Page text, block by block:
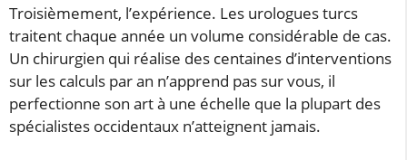
Troisièmement, l’expérience. Les urologues turcs
traitent chaque année un volume considérable de cas.
Un chirurgien qui réalise des centaines d’interventions
sur les calculs par an n’apprend pas sur vous, il
perfectionne son art à une échelle que la plupart des
spécialistes occidentaux n’atteignent jamais.